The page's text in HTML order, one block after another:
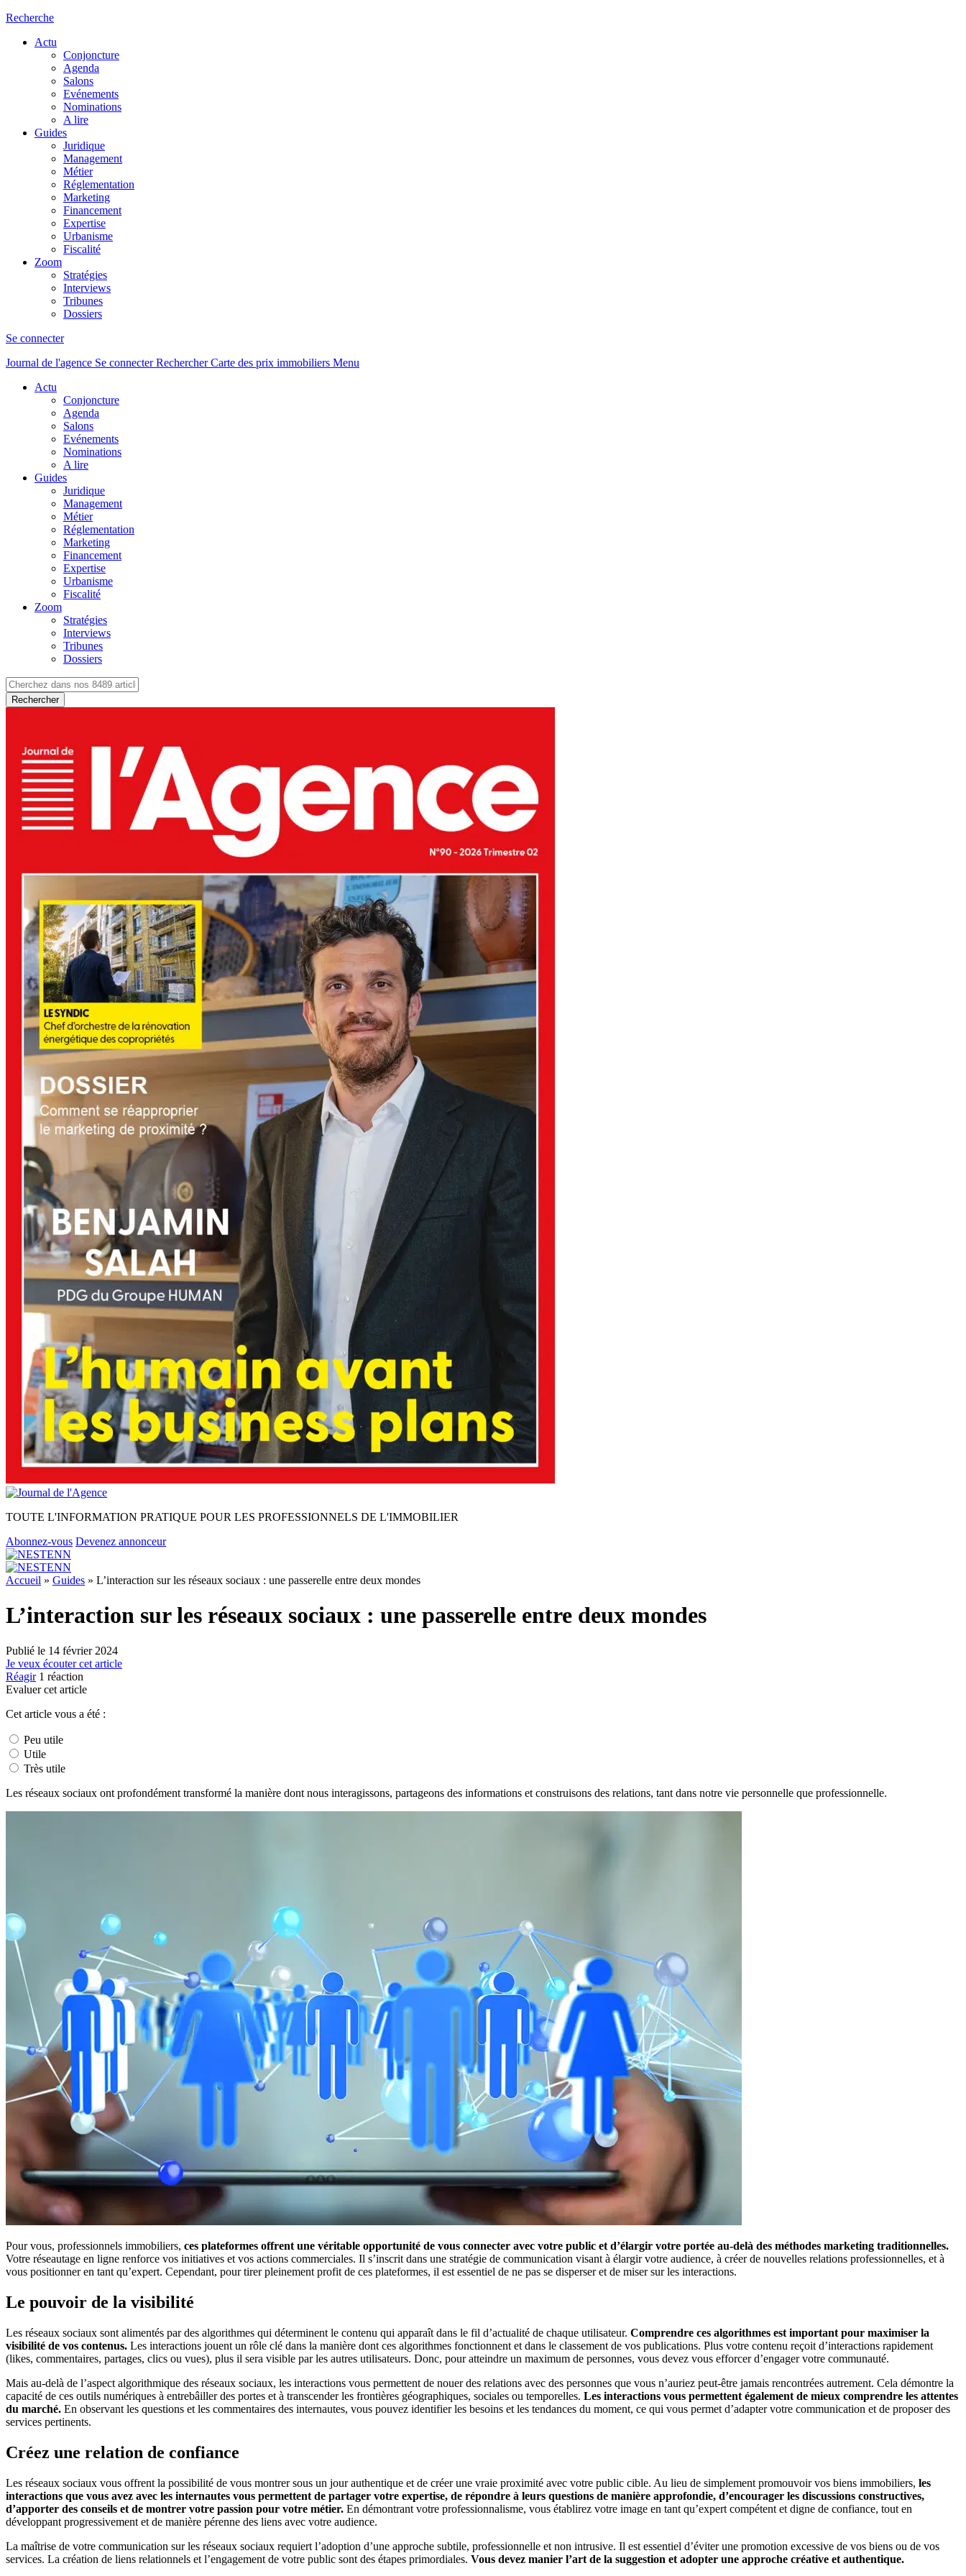
Recherche
Actu
Conjoncture
Agenda
Salons
Evénements
Nominations
A lire
Guides
Juridique
Management
Métier
Réglementation
Marketing
Financement
Expertise
Urbanisme
Fiscalité
Zoom
Stratégies
Interviews
Tribunes
Dossiers
Se connecter
Journal de l'agence Se connecterRechercher Carte des prix immobiliers Menu
Actu
Conjoncture
Agenda
Salons
Evénements
Nominations
A lire
Guides
Juridique
Management
Métier
Réglementation
Marketing
Financement
Expertise
Urbanisme
Fiscalité
Zoom
Stratégies
Interviews
Tribunes
Dossiers
Rechercher
TOUTE L'INFORMATION PRATIQUE POUR LES PROFESSIONNELS DE L'IMMOBILIER
Abonnez-vous Devenez annonceur
Accueil » Guides » L’interaction sur les réseaux sociaux : une passerelle entre deux mondes
L’interaction sur les réseaux sociaux : une passerelle entre deux mondes
Publié le 14 février 2024
Je veux écouter cet article
Réagir 1 réaction
Evaluer cet article
Cet article vous a été :
Peu utile
Utile
Très utile
Les réseaux sociaux ont profondément transformé la manière dont nous interagissons, partageons des informations et construisons des relations, tant dans notre vie personnelle que professionnelle.
Pour vous, professionnels immobiliers, ces plateformes offrent une véritable opportunité de vous connecter avec votre public et d’élargir votre portée au-delà des méthodes marketing traditionnelles.
Votre réseautage en ligne renforce vos initiatives et vos actions commerciales. Il s’inscrit dans une stratégie de communication visant à élargir votre audience, à créer de nouvelles relations professionnelles, et à
vous positionner en tant qu’expert. Cependant, pour tirer pleinement profit de ces plateformes, il est essentiel de ne pas se disperser et de miser sur les interactions.
Le pouvoir de la visibilité
Les réseaux sociaux sont alimentés par des algorithmes qui déterminent le contenu qui apparaît dans le fil d’actualité de chaque utilisateur. Comprendre ces algorithmes est important pour maximiser la
visibilité de vos contenus. Les interactions jouent un rôle clé dans la manière dont ces algorithmes fonctionnent et dans le classement de vos publications. Plus votre contenu reçoit d’interactions rapidement
(likes, commentaires, partages, clics ou vues), plus il sera visible par les autres utilisateurs. Donc, pour atteindre un maximum de personnes, vous devez vous efforcer d’engager votre communauté.
Mais au-delà de l’aspect algorithmique des réseaux sociaux, les interactions vous permettent de nouer des relations avec des personnes que vous n’auriez peut-être jamais rencontrées autrement. Cela démontre la
capacité de ces outils numériques à entrebâiller des portes et à transcender les frontières géographiques, sociales ou temporelles. Les interactions vous permettent également de mieux comprendre les attentes
du marché. En observant les questions et les commentaires des internautes, vous pouvez identifier les besoins et les tendances du moment, ce qui vous permet d’adapter votre communication et de proposer des
services pertinents.
Créez une relation de confiance
Les réseaux sociaux vous offrent la possibilité de vous montrer sous un jour authentique et de créer une vraie proximité avec votre public cible. Au lieu de simplement promouvoir vos biens immobiliers, les
interactions que vous avez avec les internautes vous permettent de partager votre expertise, de répondre à leurs questions de manière approfondie, d’encourager les discussions constructives,
d’apporter des conseils et de montrer votre passion pour votre métier. En démontrant votre professionnalisme, vous établirez votre image en tant qu’expert compétent et digne de confiance, tout en
développant progressivement et de manière pérenne des liens avec votre audience.
La maîtrise de votre communication sur les réseaux sociaux requiert l’adoption d’une approche subtile, professionnelle et non intrusive. Il est essentiel d’éviter une promotion excessive de vos biens ou de vos
services. La création de liens relationnels et l’engagement de votre public sont des étapes primordiales. Vous devez manier l’art de la suggestion et adopter une approche créative et authentique.